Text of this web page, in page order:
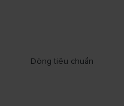
Dòng tiêu chuẩn